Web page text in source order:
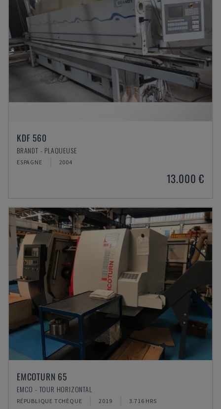
KDF 560
BRANDT - PLAQUEUSE
ESPAGNE 2004
13.000 €
EMCOTURN 65
EMCO - TOUR HORIZONTAL
RÉPUBLIQUE TCHÈQUE 2019 3.716 HRS